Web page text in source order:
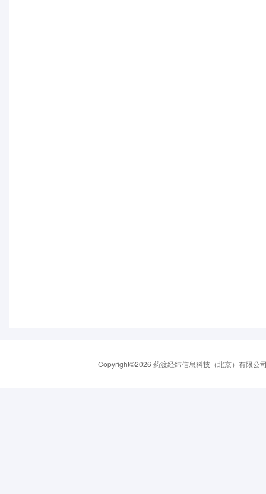
Copyright©2026 药渡经纬信息科技（北京）有限公